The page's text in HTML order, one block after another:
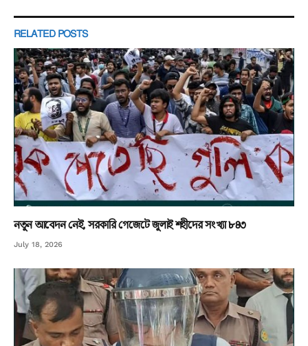
RELATED POSTS
নতুন আবেদন নেই, সরকারি গেজেটে জুলাই শহীদের সংখ্যা ৮৪৩
July 18, 2026